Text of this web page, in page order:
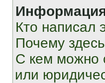
Кто написал
Почему
С кем можно
или